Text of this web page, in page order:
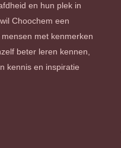
en hun plek in
Choochem een
met kenmerken
beter leren kennen,
kennis en inspiratie